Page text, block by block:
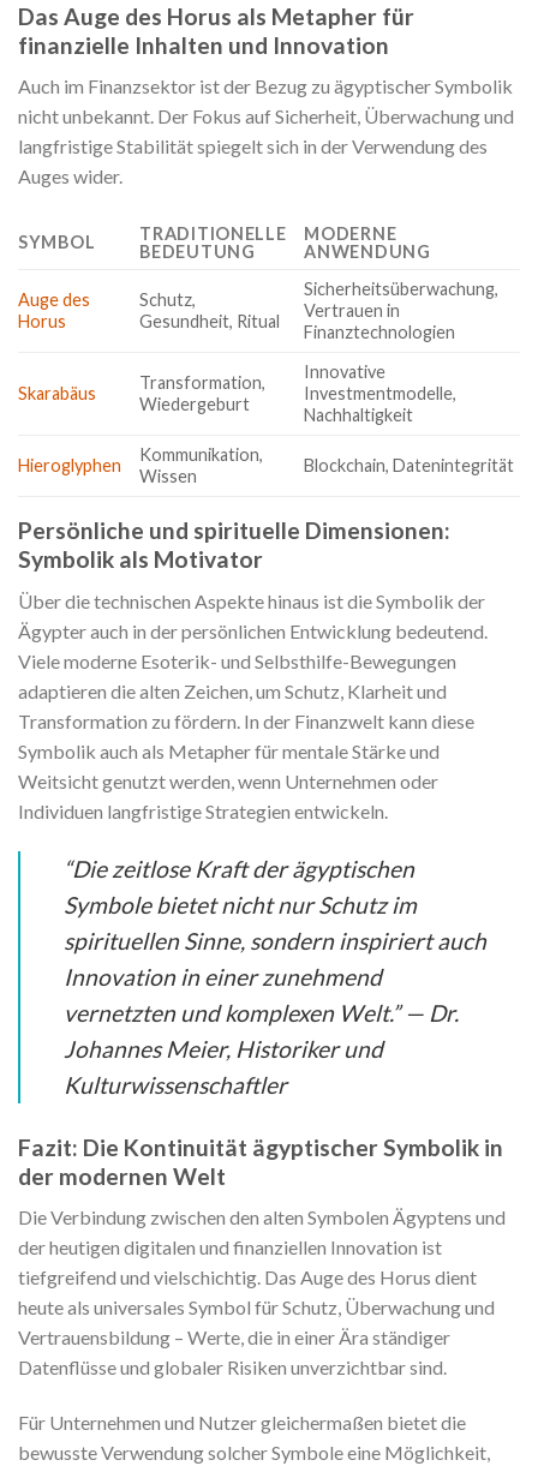
Das Auge des Horus als Metapher für
finanzielle Inhalten und Innovation
Auch im Finanzsektor ist der Bezug zu ägyptischer Symbolik
nicht unbekannt. Der Fokus auf Sicherheit, Überwachung und
langfristige Stabilität spiegelt sich in der Verwendung des
Auges wider.
SYMBOL
TRADITIONELLE
BEDEUTUNG
MODERNE
ANWENDUNG
Auge des
Horus
Schutz,
Gesundheit, Ritual
Sicherheitsüberwachung,
Vertrauen in
Finanztechnologien
Skarabäus
Transformation,
Wiedergeburt
Innovative
Investmentmodelle,
Nachhaltigkeit
Hieroglyphen
Kommunikation,
Wissen
Blockchain, Datenintegrität
Persönliche und spirituelle Dimensionen:
Symbolik als Motivator
Über die technischen Aspekte hinaus ist die Symbolik der
Ägypter auch in der persönlichen Entwicklung bedeutend.
Viele moderne Esoterik- und Selbsthilfe-Bewegungen
adaptieren die alten Zeichen, um Schutz, Klarheit und
Transformation zu fördern. In der Finanzwelt kann diese
Symbolik auch als Metapher für mentale Stärke und
Weitsicht genutzt werden, wenn Unternehmen oder
Individuen langfristige Strategien entwickeln.
“Die zeitlose Kraft der ägyptischen
Symbole bietet nicht nur Schutz im
spirituellen Sinne, sondern inspiriert auch
Innovation in einer zunehmend
vernetzten und komplexen Welt.” — Dr.
Johannes Meier, Historiker und
Kulturwissenschaftler
Fazit: Die Kontinuität ägyptischer Symbolik in
der modernen Welt
Die Verbindung zwischen den alten Symbolen Ägyptens und
der heutigen digitalen und finanziellen Innovation ist
tiefgreifend und vielschichtig. Das Auge des Horus dient
heute als universales Symbol für Schutz, Überwachung und
Vertrauensbildung – Werte, die in einer Ära ständiger
Datenflüsse und globaler Risiken unverzichtbar sind.
Für Unternehmen und Nutzer gleichermaßen bietet die
bewusste Verwendung solcher Symbole eine Möglichkeit,